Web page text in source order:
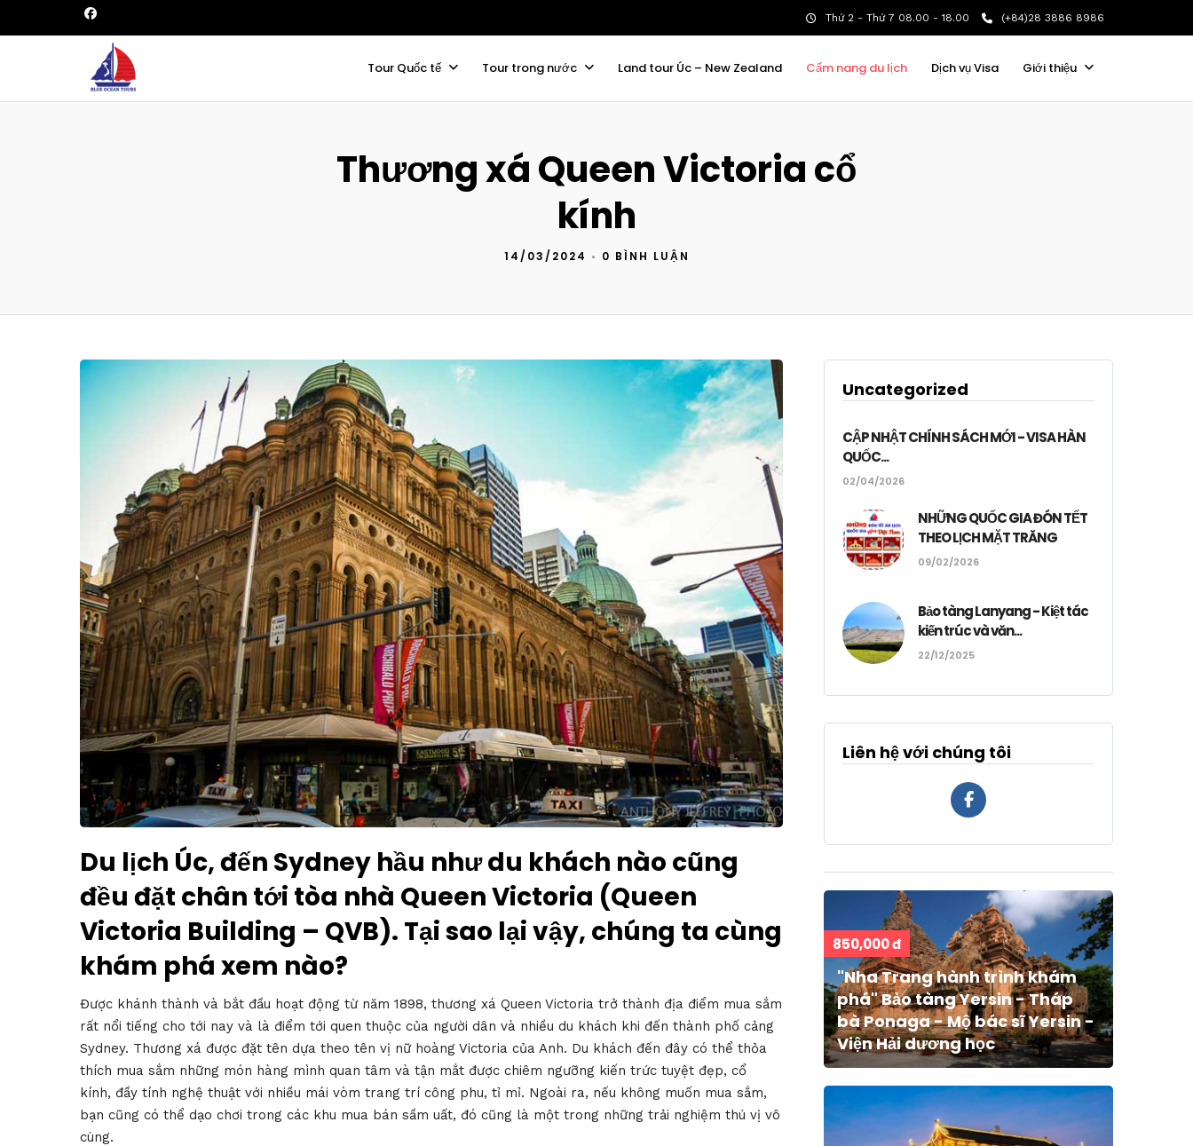
Thứ 2 - Thứ 7 08.00 - 18.00 (+84)28 3886 8986
Tour Quốc tế Tour trong nước Land tour Úc – New Zealand Cẩm nang du lịch Dịch vụ Visa Giới thiệu
Thương xá Queen Victoria cổ
kính
14/03/2024 • 0 BÌNH LUẬN
Du lịch Úc, đến Sydney hầu như du khách nào cũng
đều đặt chân tới tòa nhà Queen Victoria (Queen
Victoria Building – QVB). Tại sao lại vậy, chúng ta cùng
khám phá xem nào?
Được khánh thành và bắt đầu hoạt động từ năm 1898, thương xá Queen Victoria trở thành địa điểm mua sắm
rất nổi tiếng cho tới nay và là điểm tới quen thuộc của người dân và nhiều du khách khi đến thành phố cảng
Sydney. Thương xá được đặt tên dựa theo tên vị nữ hoàng Victoria của Anh. Du khách đến đây có thể thỏa
thích mua sắm những món hàng mình quan tâm và tận mắt được chiêm ngưỡng kiến trức tuyệt đẹp, cổ
kính, đầy tính nghệ thuật với nhiều mái vòm trang trí công phu, tỉ mỉ. Ngoài ra, nếu không muốn mua sắm,
bạn cũng có thể dạo chơi trong các khu mua bán sầm uất, đó cũng là một trong những trải nghiệm thú vị vô
cùng.
Uncategorized
CẬP NHẬT CHÍNH SÁCH MỚI - VISA HÀN
QUỐC...
02/04/2026
NHỮNG QUỐC GIA ĐÓN TẾT
THEO LỊCH MẶT TRĂNG
09/02/2026
Bảo tàng Lanyang - Kiệt tác
kiến trúc và văn...
22/12/2025
Liên hệ với chúng tôi
850,000 đ
"Nha Trang hành trình khám
phá" Bảo tàng Yersin - Tháp
bà Ponaga - Mộ bác sĩ Yersin -
Viện Hải dương học